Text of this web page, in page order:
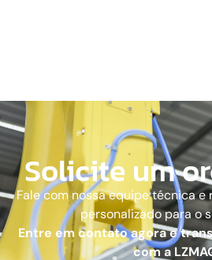
Solicite um
Fale com nossa equipe técnica
personalizado para o
Entre em contato agora e
com a